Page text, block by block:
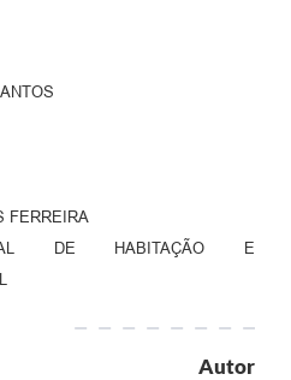
FERREIRA
DE HABITAÇÃO E
Autor